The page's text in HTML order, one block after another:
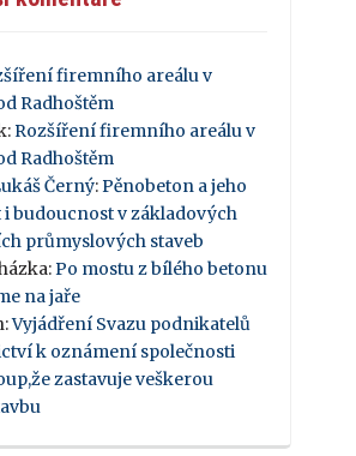
firemního areálu v
Radhoštěm
:Rozšíření firemního areálu v
Radhoštěm
Černý:Pěnobeton a jeho
i budoucnost v základových
průmyslových staveb
:Po mostu z bílého betonu
na jaře
:Vyjádření Svazu podnikatelů
k oznámení společnosti
zastavuje veškerou